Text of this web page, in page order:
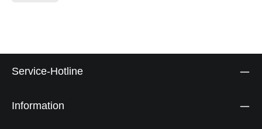
Service-Hotline
Information